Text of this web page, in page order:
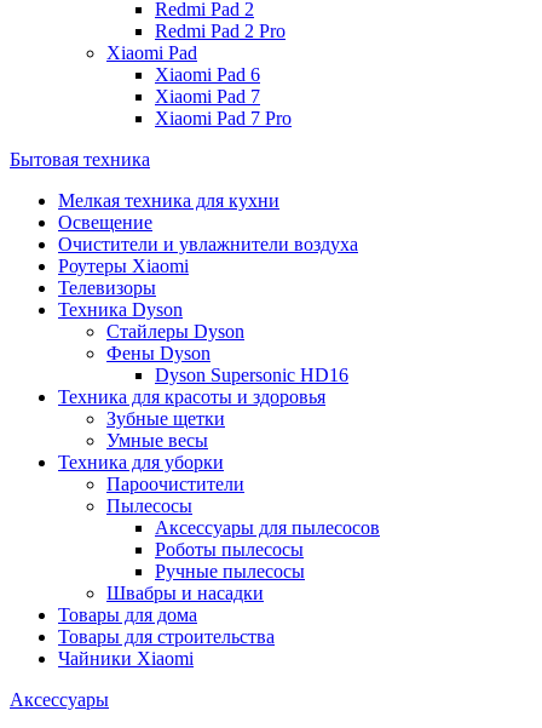
Redmi Pad 2
Redmi Pad 2 Pro
Xiaomi Pad
Xiaomi Pad 6
Xiaomi Pad 7
Xiaomi Pad 7 Pro
Бытовая техника
Мелкая техника для кухни
Освещение
Очистители и увлажнители воздуха
Роутеры Xiaomi
Телевизоры
Техника Dyson
Стайлеры Dyson
Фены Dyson
Dyson Supersonic HD16
Техника для красоты и здоровья
Зубные щетки
Умные весы
Техника для уборки
Пароочистители
Пылесосы
Аксессуары для пылесосов
Роботы пылесосы
Ручные пылесосы
Швабры и насадки
Товары для дома
Товары для строительства
Чайники Xiaomi
Аксессуары